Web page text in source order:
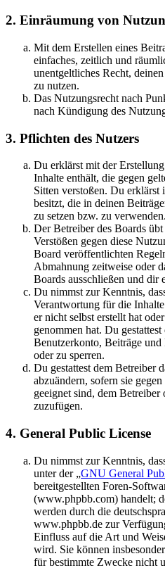
2. Einräumung von
Mit dem Erstellen eines
einfaches, zeitlich und
unentgeltliches Recht,
zu nutzen.
Das Nutzungsrecht nach
nach Kündigung des
3. Pflichten des Nutzers
Du erklärst mit der
Inhalte enthält, die gegen
Sitten verstoßen. Du erklärst
besitzt, die in deinen
zu setzen bzw. zu verwenden.
Der Betreiber des Boards
Verstößen gegen diese
Board veröffentlichten
Abmahnung zeitweise oder
Boards ausschließen und dir
Du nimmst zur Kenntnis,
Verantwortung für die
er nicht selbst erstellt hat
genommen hat. Du
Benutzerkonto, Beiträge
oder zu sperren.
Du gestattest dem Betreiber
abzuändern, sofern sie
geeignet sind, dem
zuzufügen.
4. General Public License
Du nimmst zur Kenntnis,
unter der „GNU General
bereitgestellten Foren-
(www.phpbb.com) handelt;
werden durch die
www.phpbb.de zur
Einfluss auf die Art und
wird. Sie können
für bestimmte Zwecke nicht